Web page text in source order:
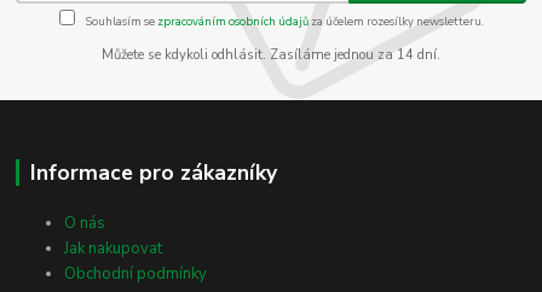
Souhlasím se zpracováním osobních údajůza účelem rozesílky newsletteru.
Můžete se kdykoli odhlásit. Zasíláme jednou za 14 dní.
Informace pro zákazníky
O nás
Jak nakupovat
Obchodní podmínky